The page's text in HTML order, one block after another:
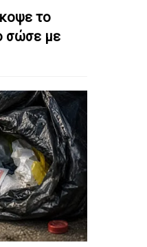
το
σώσε με